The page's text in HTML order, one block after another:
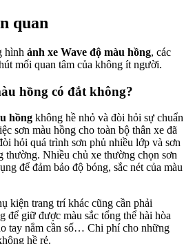
quan
hình ảnh xe Wave độ màu hồng, các
mối quan tâm của không ít người.
hồng có đắt không?
hồng không hề nhỏ và đòi hỏi sự chuẩn
sơn màu hồng cho toàn bộ thân xe đã
hỏi quá trình sơn phủ nhiều lớp và sơn
thường. Nhiều chủ xe thường chọn sơn
để đảm bảo độ bóng, sắc nét của màu
kiện trang trí khác cũng cần phải
để giữ được màu sắc tổng thể hài hòa
tay nắm cần số… Chi phí cho những
hề rẻ.